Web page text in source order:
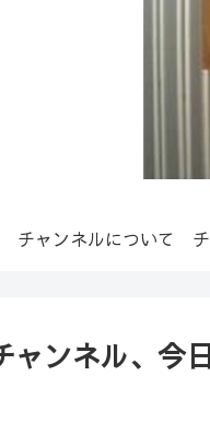
チャンネルについて
ャンネル、今